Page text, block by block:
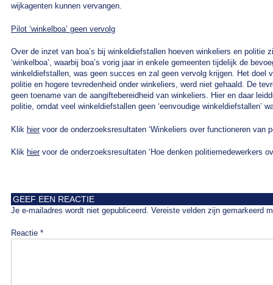
wijkagenten kunnen vervangen.
Pilot ‘winkelboa’ geen vervolg
Over de inzet van boa’s bij winkeldiefstallen hoeven winkeliers en politie
‘winkelboa’, waarbij boa’s vorig jaar in enkele gemeenten tijdelijk de
winkeldiefstallen, was geen succes en zal geen vervolg krijgen. Het doel
politie en hogere tevredenheid onder winkeliers, werd niet gehaald. De
geen toename van de aangiftebereidheid van winkeliers. Hier en daar
politie, omdat veel winkeldiefstallen geen ‘eenvoudige winkeldiefstallen’
Klik hiervoor de onderzoeksresultaten ‘Winkeliers over functioneren van
Klik hiervoor de onderzoeksresultaten ‘Hoe denken politiemedewerkers
GEEF EEN REACTIE
Je e-mailadres wordt niet gepubliceerd. Vereiste velden zijn gemarkeerd
Reactie *